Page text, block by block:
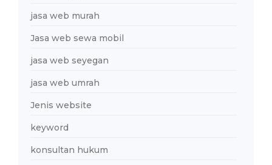
jasa web murah
Jasa web sewa mobil
jasa web seyegan
jasa web umrah
Jenis website
keyword
konsultan hukum